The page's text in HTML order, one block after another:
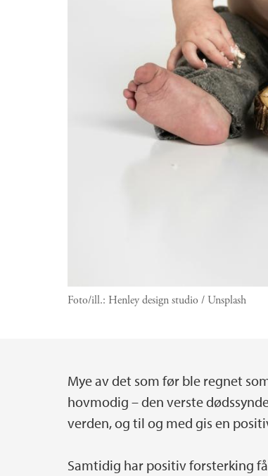
Foto/ill.: Henley design studio / Unsplash
Hovedinnhold
Mye av det som før ble regnet
hovmodig – den verste
verden, og til og med gis en
Samtidig har positiv forsterking